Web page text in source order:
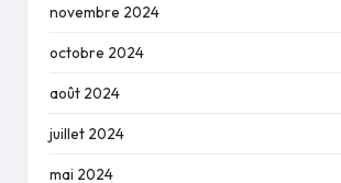
novembre 2024
octobre 2024
août 2024
juillet 2024
mai 2024